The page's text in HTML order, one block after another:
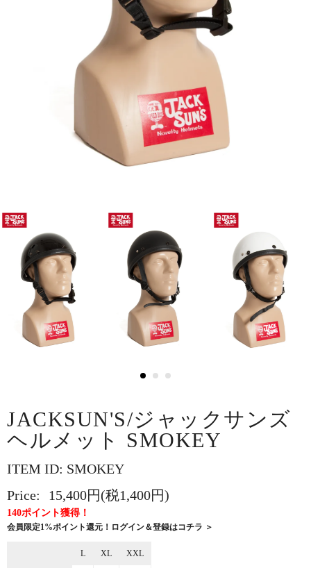
JACKSUN'S/ジャックサンズ
ヘルメット SMOKEY
ITEM ID: SMOKEY
Price:
15,400円(税1,400円)
140ポイント獲得！
会員限定1%ポイント還元！ログイン＆登録はコチラ ＞
L XL XXL